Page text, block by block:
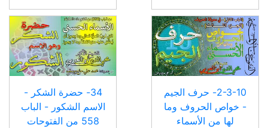
2-3-10- حرف الجيم
- خواص الحروف وما
لها من الأسماء
34- حضرة الشكر -
الاسم الشكور - الباب
558 من الفتوحات